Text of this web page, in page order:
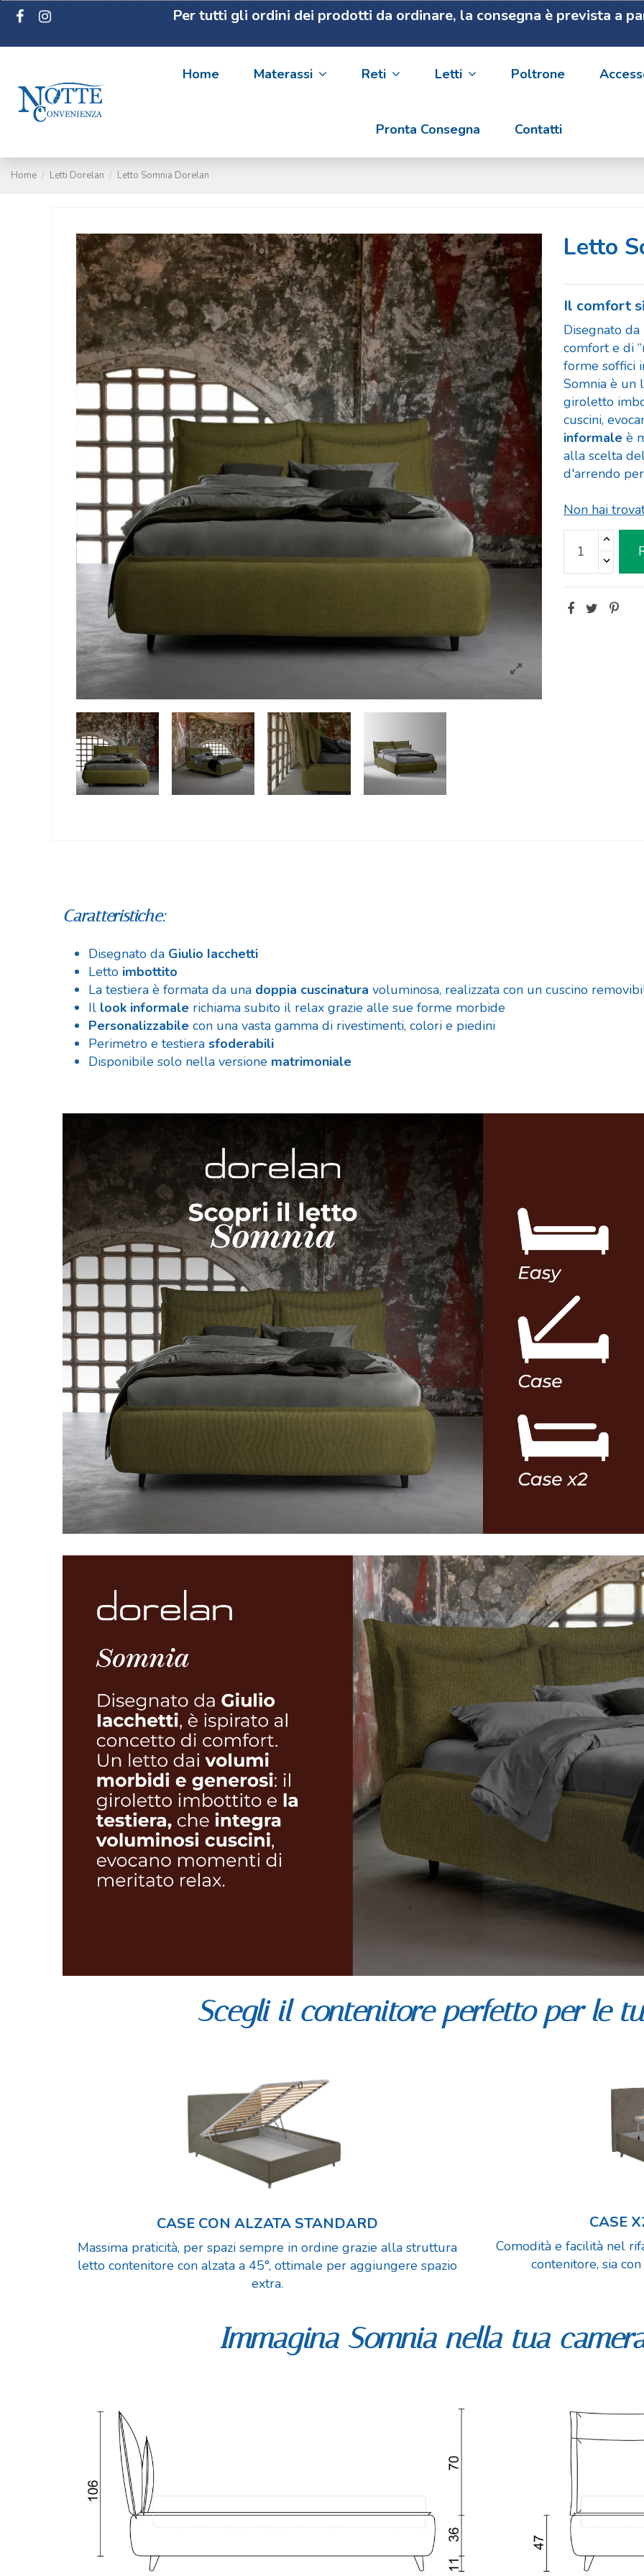
Per tutti gli ordini dei prodotti da ordinare, la consegna è prevista a
Home Materassi Reti Letti Poltrone
Pronta Consegna Contatti
Home Letti Dorelan Letto Somnia Dorelan
Letto
Il comfort
Disegnato da
comfort e di
forme soffici
Somnia è un
giroletto
cuscini,
informaleè
alla scelta
d'arrendo
Non hai
Caratteristiche:
Disegnato da Giulio Iacchetti
Letto imbottito
La testiera è formata da una doppia cuscinatura voluminosa, realizzata con un cuscino
Il look informale richiama subito il relax grazie alle sue forme morbide
Personalizzabile con una vasta gamma di rivestimenti, colori e piedini
Perimetro e testiera sfoderabili
Disponibile solo nella versione matrimoniale
Scegli il contenitore perfetto per le
CASE CON ALZATA STANDARD
Massima praticità, per spazi sempre in ordine grazie alla struttura
letto contenitore con alzata a 45°, ottimale per aggiungere spazio
extra.
CASE
Comodità e facilità nel
contenitore, sia
Immagina Somnia nella tua